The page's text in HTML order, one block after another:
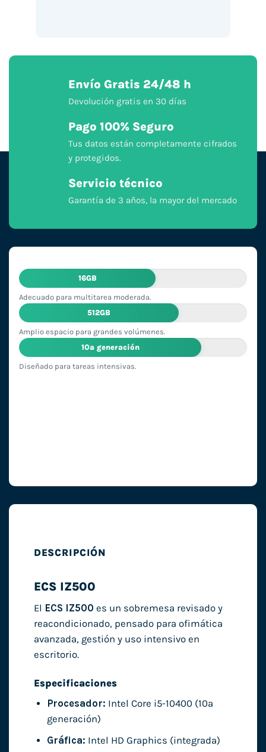
Envío Gratis 24/48 h
Devolución gratis en 30 días
Pago 100% Seguro
Tus datos están completamente cifrados
y protegidos.
Servicio técnico
Garantía de 3 años, la mayor del mercado
16GB
Adecuado para multitarea moderada.
512GB
Amplio espacio para grandes volúmenes.
10ª generación
Diseñado para tareas intensivas.
DESCRIPCIÓN
ECS IZ500
El ECS IZ500 es un sobremesa revisado y
reacondicionado, pensado para ofimática
avanzada, gestión y uso intensivo en
escritorio.
Especificaciones
Procesador: Intel Core i5-10400 (10ª
generación)
Gráfica: Intel HD Graphics (integrada)